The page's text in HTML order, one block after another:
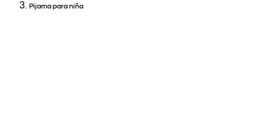
Pijama para niña